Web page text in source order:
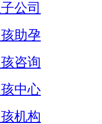
公司
助孕
咨询
中心
机构